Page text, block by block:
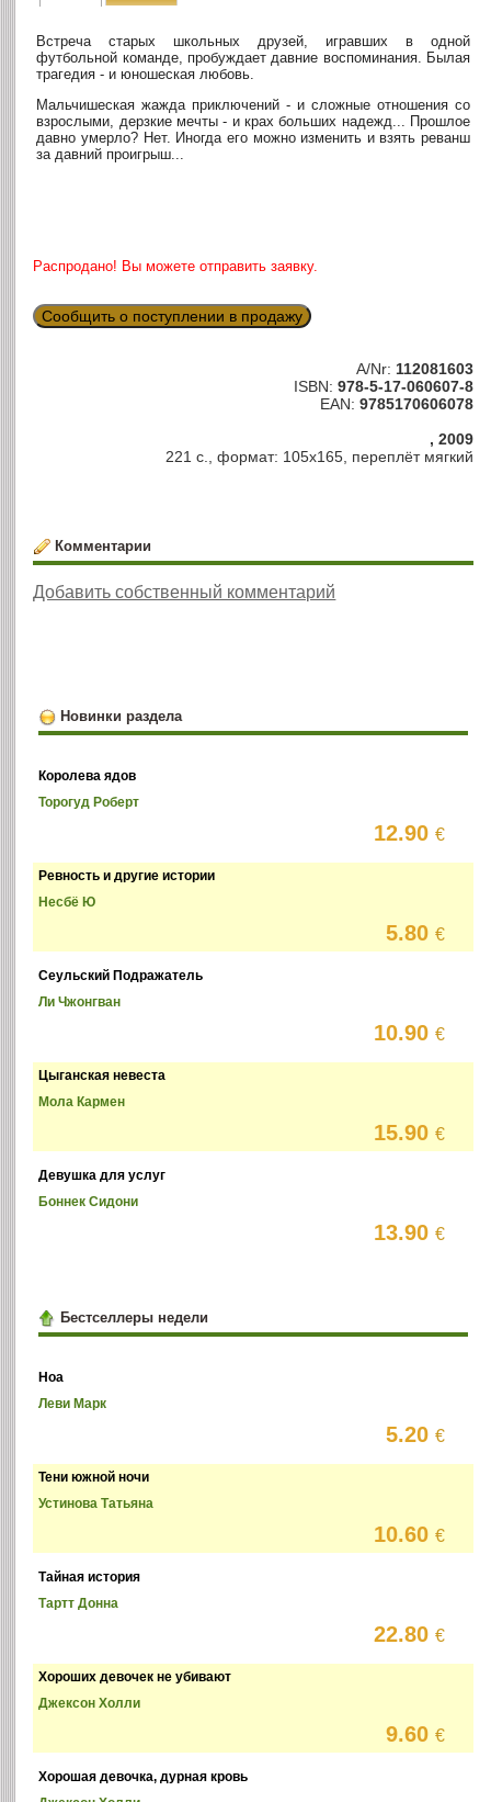
Встреча старых школьных друзей, игравших в одной
футбольной команде, пробуждает давние воспоминания. Былая
трагедия - и юношеская любовь.
Мальчишеская жажда приключений - и сложные отношения со
взрослыми, дерзкие мечты - и крах больших надежд... Прошлое
давно умерло? Нет. Иногда его можно изменить и взять реванш
за давний проигрыш...
Распродано! Вы можете отправить заявку.
Сообщить о поступлении в продажу
A/Nr: 112081603
ISBN: 978-5-17-060607-8
EAN: 9785170606078
, 2009
221 с., формат: 105х165, переплёт мягкий
Комментарии
Добавить собственный комментарий
Новинки раздела
Королева ядов
Торогуд Роберт
12.90€
Ревность и другие истории
Несбё Ю
5.80€
Сеульский Подражатель
Ли Чжонгван
10.90€
Цыганская невеста
Мола Кармен
15.90€
Девушка для услуг
Боннек Сидони
13.90€
Бестселлеры недели
Ноа
Леви Марк
5.20€
Тени южной ночи
Устинова Татьяна
10.60€
Тайная история
Тартт Донна
22.80€
Хороших девочек не убивают
Джексон Холли
9.60€
Хорошая девочка, дурная кровь